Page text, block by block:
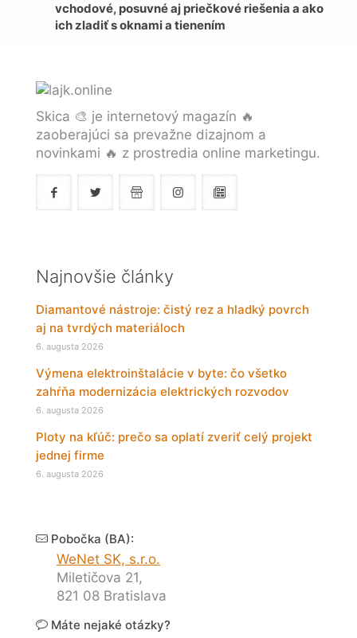
vchodové, posuvné aj priečkové riešenia a ako
ich zladiť s oknami a tienením
Skica 🎨 je internetový magazín 🔥
zaoberajúci sa prevažne dizajnom a
novinkami 🔥 z prostredia online marketingu.
Najnovšie články
Diamantové nástroje: čistý rez a hladký povrch
aj na tvrdých materiáloch
6. augusta 2026
Výmena elektroinštalácie v byte: čo všetko
zahŕňa modernizácia elektrických rozvodov
6. augusta 2026
Ploty na kľúč: prečo sa oplatí zveriť celý projekt
jednej firme
6. augusta 2026
Pobočka (BA):
WeNet SK, s.r.o.
Miletičova 21,
821 08 Bratislava
Máte nejaké otázky?